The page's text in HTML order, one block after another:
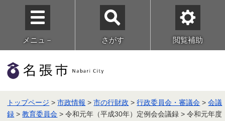
メニュ－ さがす 閲覧補助
トップページ >市政情報 >市の行財政 >行政委員会・審議会 >会議
録 >教育委員会 > 令和元年（平成30年）定例会会議録 > 令和元年度